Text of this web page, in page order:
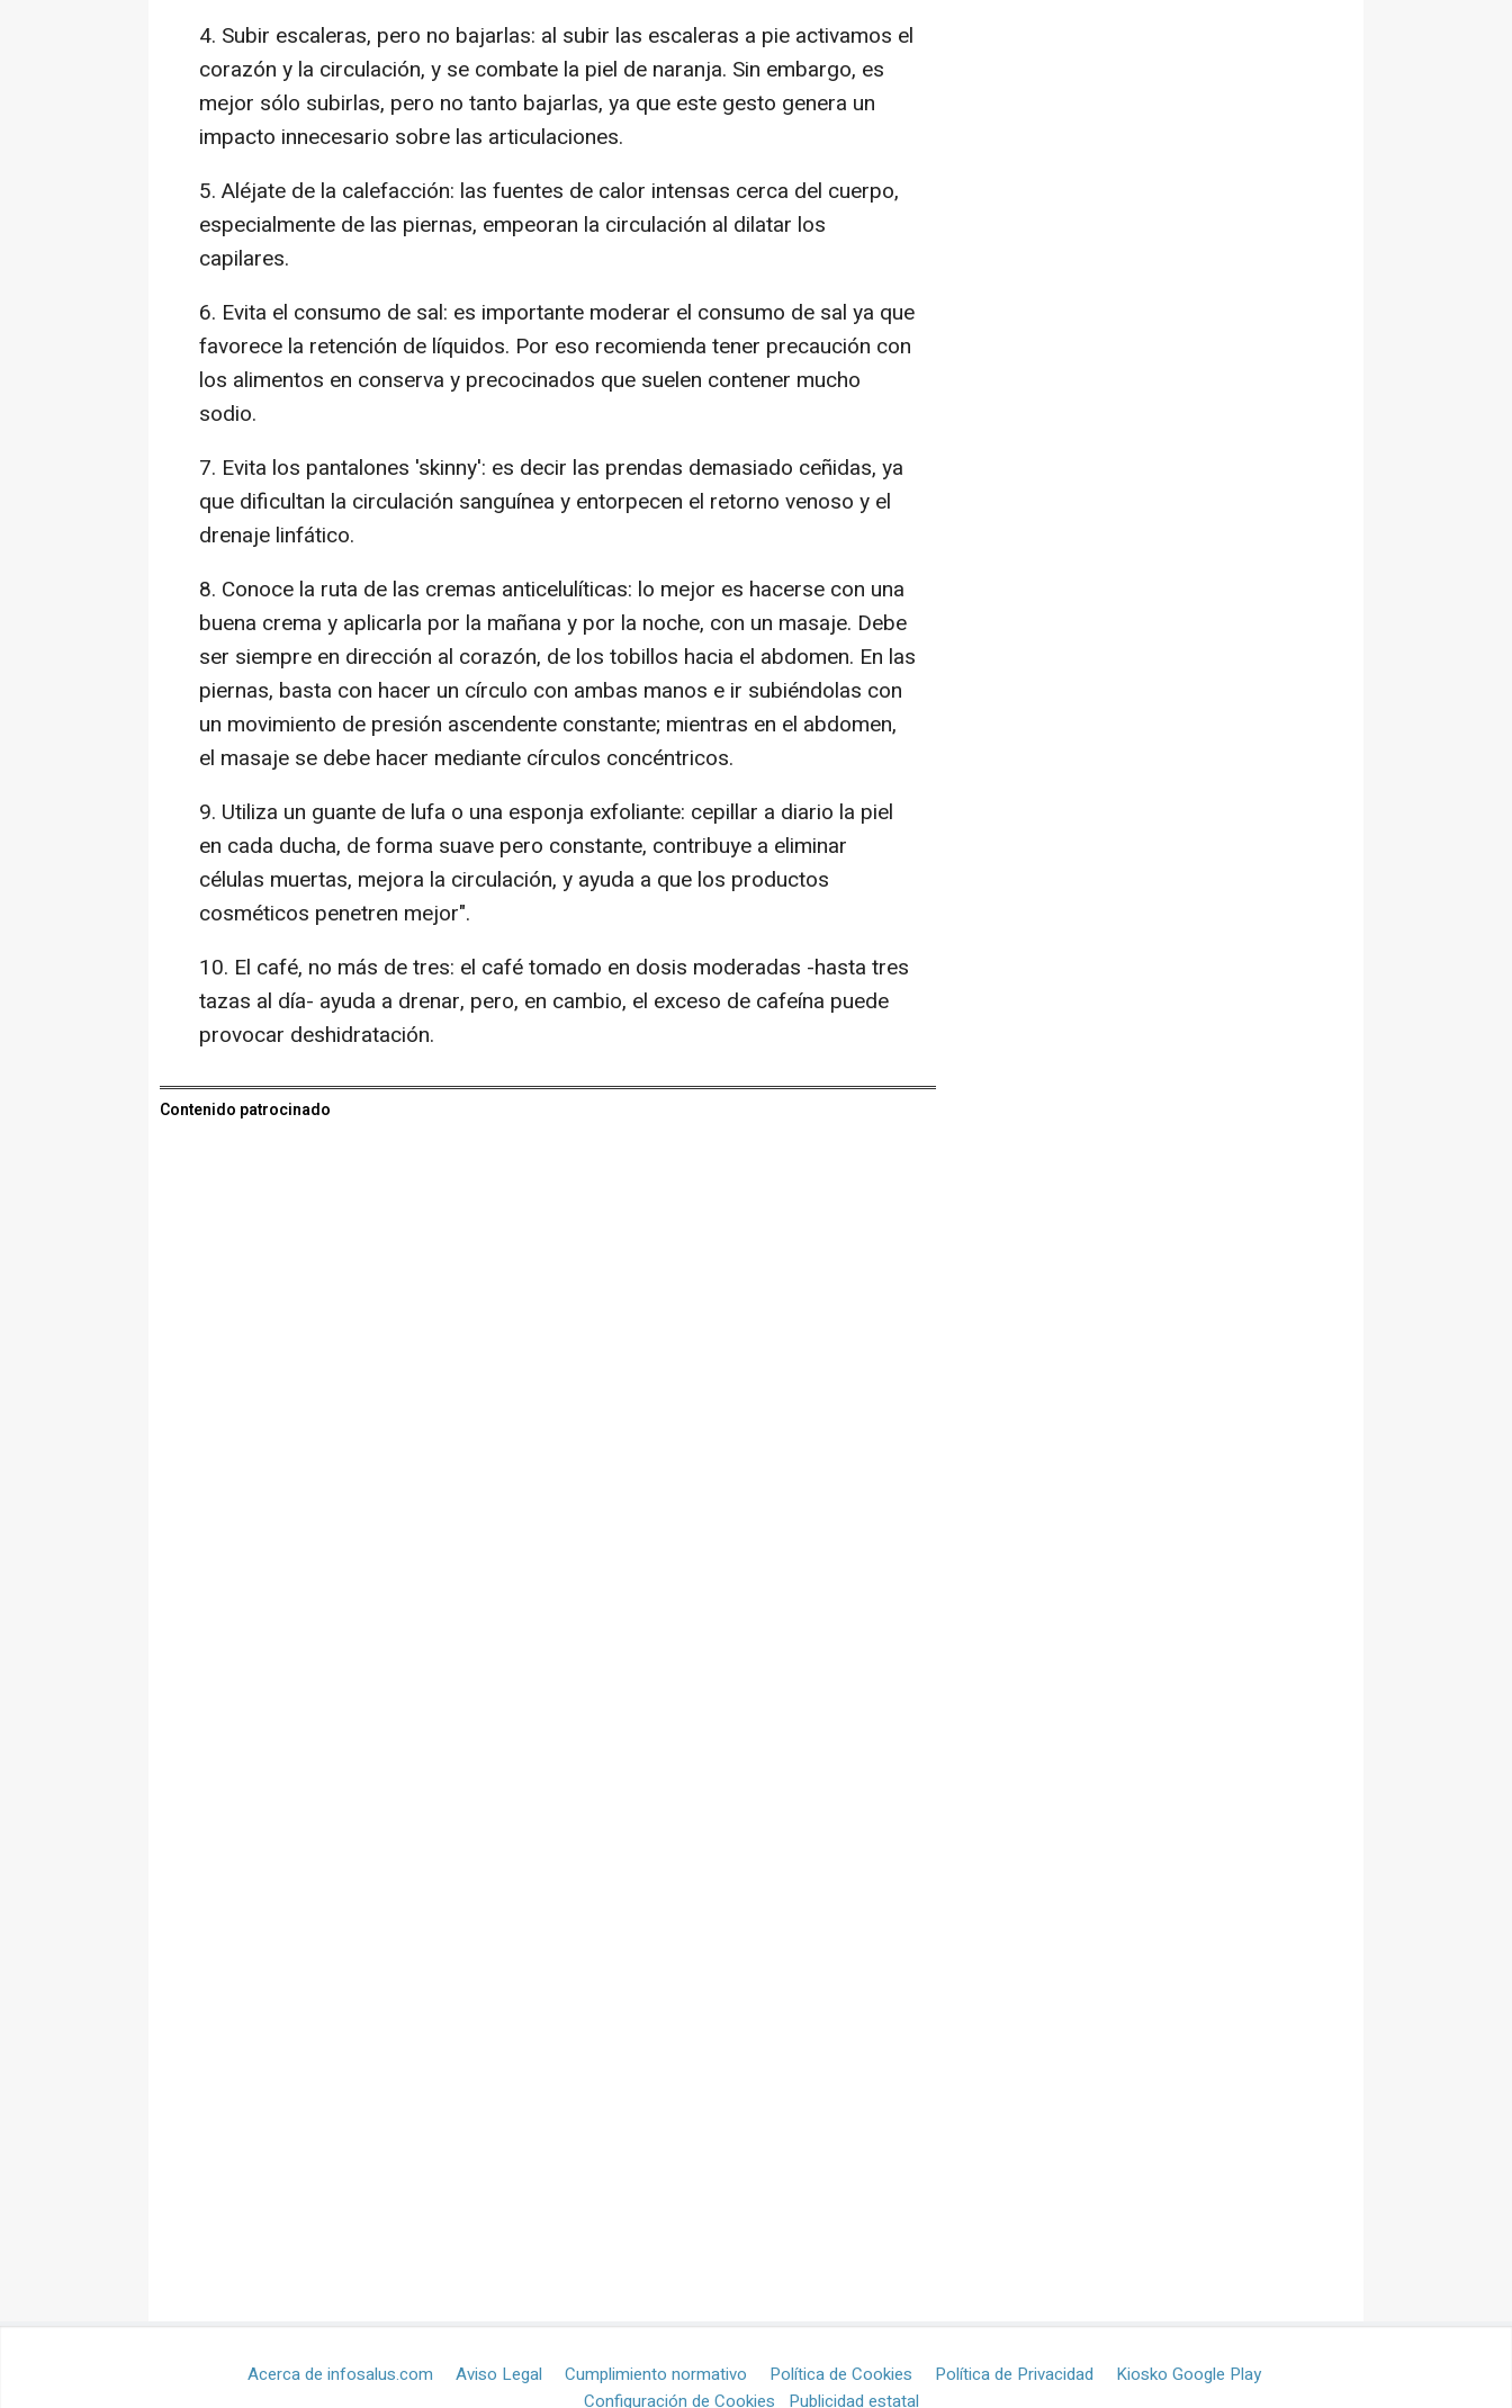
4. Subir escaleras, pero no bajarlas: al subir las escaleras a pie activamos el
corazón y la circulación, y se combate la piel de naranja. Sin embargo, es
mejor sólo subirlas, pero no tanto bajarlas, ya que este gesto genera un
impacto innecesario sobre las articulaciones.
5. Aléjate de la calefacción: las fuentes de calor intensas cerca del cuerpo,
especialmente de las piernas, empeoran la circulación al dilatar los
capilares.
6. Evita el consumo de sal: es importante moderar el consumo de sal ya que
favorece la retención de líquidos. Por eso recomienda tener precaución con
los alimentos en conserva y precocinados que suelen contener mucho
sodio.
7. Evita los pantalones 'skinny': es decir las prendas demasiado ceñidas, ya
que dificultan la circulación sanguínea y entorpecen el retorno venoso y el
drenaje linfático.
8. Conoce la ruta de las cremas anticelulíticas: lo mejor es hacerse con una
buena crema y aplicarla por la mañana y por la noche, con un masaje. Debe
ser siempre en dirección al corazón, de los tobillos hacia el abdomen. En las
piernas, basta con hacer un círculo con ambas manos e ir subiéndolas con
un movimiento de presión ascendente constante; mientras en el abdomen,
el masaje se debe hacer mediante círculos concéntricos.
9. Utiliza un guante de lufa o una esponja exfoliante: cepillar a diario la piel
en cada ducha, de forma suave pero constante, contribuye a eliminar
células muertas, mejora la circulación, y ayuda a que los productos
cosméticos penetren mejor".
10. El café, no más de tres: el café tomado en dosis moderadas -hasta tres
tazas al día- ayuda a drenar, pero, en cambio, el exceso de cafeína puede
provocar deshidratación.
Contenido patrocinado
Acerca de infosalus.com Aviso Legal Cumplimiento normativo Política de Cookies Política de Privacidad
Kiosko Google Play
Configuración de Cookies
Publicidad estatal